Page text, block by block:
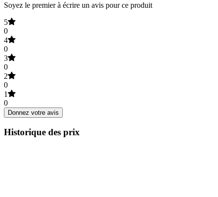
Soyez le premier à écrire un avis pour ce produit
5
0
4
0
3
0
2
0
1
0
Donnez votre avis
Historique des prix